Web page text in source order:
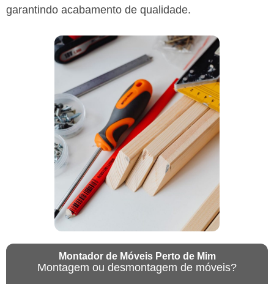
garantindo acabamento de qualidade.
Montador de Móveis Perto de Mim
Montagem ou desmontagem de móveis?